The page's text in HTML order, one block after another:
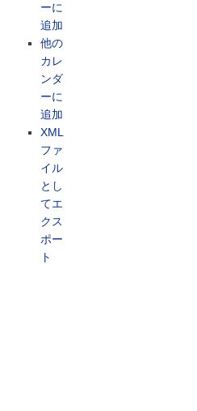
ーに
追加
他の
カレ
ンダ
ーに
追加
XML
ファ
イル
とし
てエ
クス
ポー
ト